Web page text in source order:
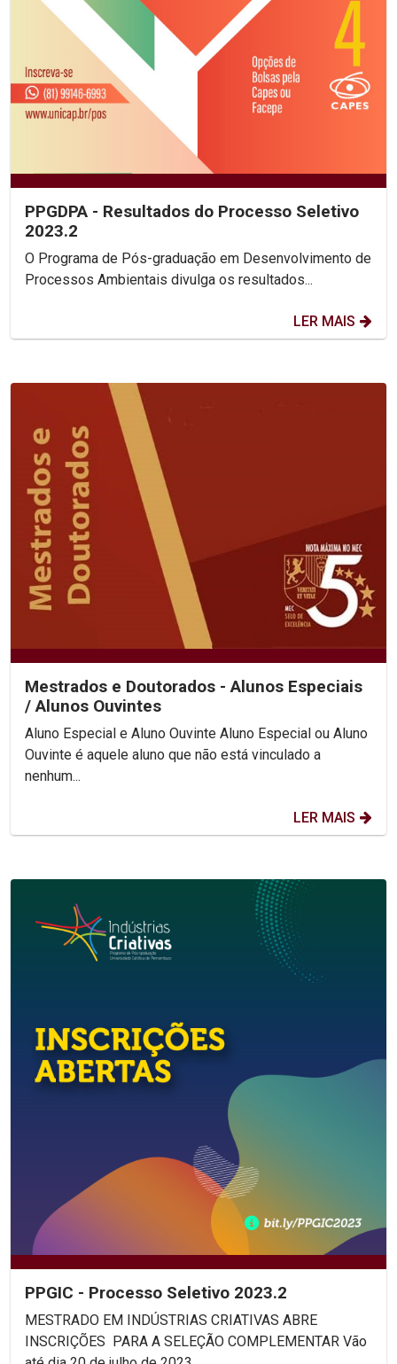
PPGDPA - Resultados do Processo Seletivo
2023.2
O Programa de Pós-graduação em Desenvolvimento de
Processos Ambientais divulga os resultados...
LER MAIS
Mestrados e Doutorados - Alunos Especiais
/ Alunos Ouvintes
Aluno Especial e Aluno Ouvinte Aluno Especial ou Aluno
Ouvinte é aquele aluno que não está vinculado a
nenhum...
LER MAIS
PPGIC - Processo Seletivo 2023.2
MESTRADO EM INDÚSTRIAS CRIATIVAS ABRE
INSCRIÇÕES PARA A SELEÇÃO COMPLEMENTAR Vão